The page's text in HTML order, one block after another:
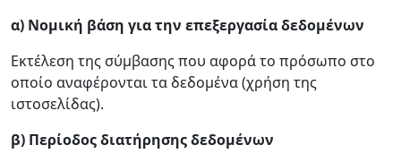
α) Νομική βάση για την επεξεργασία δεδομένων
Εκτέλεση της σύμβασης που αφορά το πρόσωπο στο
οποίο αναφέρονται τα δεδομένα (χρήση της
ιστοσελίδας).
β) Περίοδος διατήρησης δεδομένων